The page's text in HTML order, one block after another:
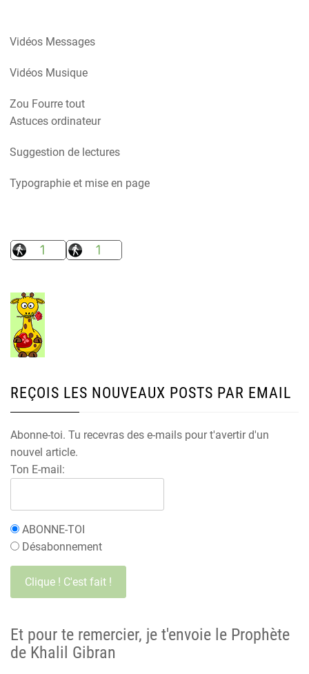
Vidéos Messages
Vidéos Musique
Zou Fourre tout
Astuces ordinateur
Suggestion de lectures
Typographie et mise en page
REÇOIS LES NOUVEAUX POSTS PAR EMAIL
Abonne-toi. Tu recevras des e-mails pour t'avertir d'un
nouvel article.
Ton E-mail:
ABONNE-TOI
Désabonnement
Et pour te remercier, je t'envoie le Prophète
de Khalil Gibran